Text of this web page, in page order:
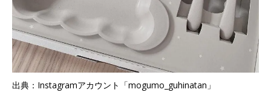
出典：Instagramアカウント「mogumo_guhinatan」